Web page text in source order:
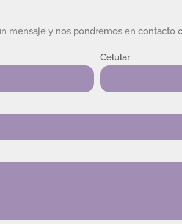
mensaje y nos pondremos en contacto
Celular